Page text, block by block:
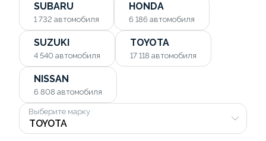
SUBARU
1 732 автомобиля
HONDA
6 186 автомобиля
SUZUKI
4 540 автомобиля
TOYOTA
17 118 автомобиля
NISSAN
6 808 автомобиля
Выберите марку